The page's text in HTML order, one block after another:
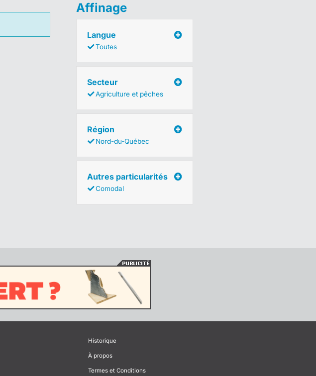
Affinage
Langue
Toutes
Secteur
Agriculture et pêches
Région
Nord-du-Québec
Autres particularités
Comodal
Historique
À propos
Termes et Conditions